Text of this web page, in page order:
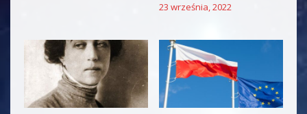
23 września, 2022